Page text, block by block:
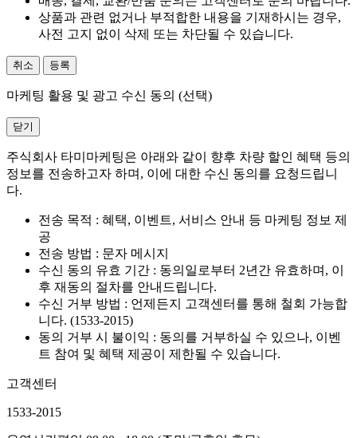
상품과 관련 없거나 부적합한 내용을 기재하시는 경우,
사전 고지 없이 삭제 또는 차단될 수 있습니다.
취소 등록
마케팅 활용 및 광고 수신 동의 (선택)
닫기
주식회사 타미마케팅은 아래와 같이 향후 차량 할인 혜택 등의
정보를 전송하고자 하며, 이에 대한 수신 동의를 요청드립니
다.
전송 목적 : 혜택, 이벤트, 서비스 안내 등 마케팅 정보 제
공
전송 방법 : 문자 메시지
수신 동의 유효 기간 : 동의일로부터 2년간 유효하며, 이
후 재동의 절차를 안내드립니다.
수신 거부 방법 : 언제든지 고객센터를 통해 철회 가능합
니다. (1533-2015)
동의 거부 시 불이익 : 동의를 거부하실 수 있으나, 이벤
트 참여 및 혜택 제공이 제한될 수 있습니다.
고객센터
1533-2015